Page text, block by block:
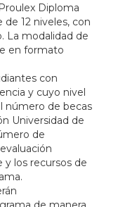
Diploma
de 12 niveles, con
La modalidad de
en formato
con
y cuyo nivel
número de becas
Universidad de
de
los recursos de